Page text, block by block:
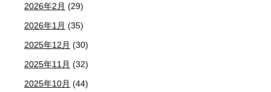
2026年2月 (29)
2026年1月 (35)
2025年12月 (30)
2025年11月 (32)
2025年10月 (44)